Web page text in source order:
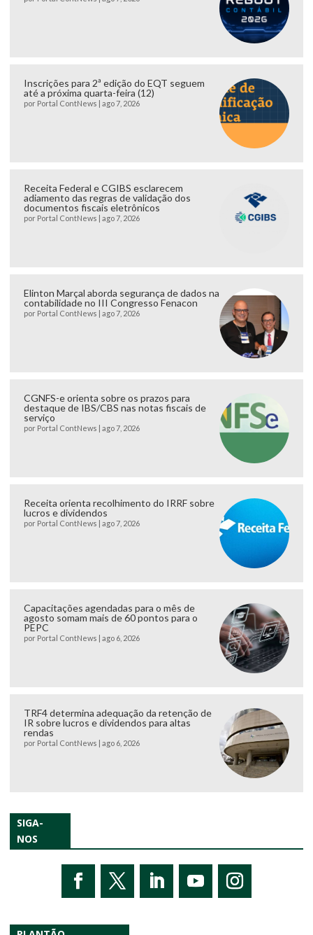
Inscrições para 2ª edição do EQT seguem
até a próxima quarta-feira (12)
por Portal ContNews ago 7, 2026
Receita Federal e CGIBS esclarecem
adiamento das regras de validação dos
documentos fiscais eletrônicos
por Portal ContNews ago 7, 2026
Elinton Marçal aborda segurança de dados na
contabilidade no III Congresso Fenacon
por Portal ContNews ago 7, 2026
CGNFS-e orienta sobre os prazos para
destaque de IBS/CBS nas notas fiscais de
serviço
por Portal ContNews ago 7, 2026
Receita orienta recolhimento do IRRF sobre
lucros e dividendos
por Portal ContNews ago 7, 2026
Capacitações agendadas para o mês de
agosto somam mais de 60 pontos para o
PEPC
por Portal ContNews ago 6, 2026
TRF4 determina adequação da retenção de
IR sobre lucros e dividendos para altas
rendas
por Portal ContNews ago 6, 2026
SIGA-
NOS